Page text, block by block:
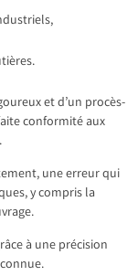
et d’un procès-
conformité aux
une erreur qui
y compris la
à une précision